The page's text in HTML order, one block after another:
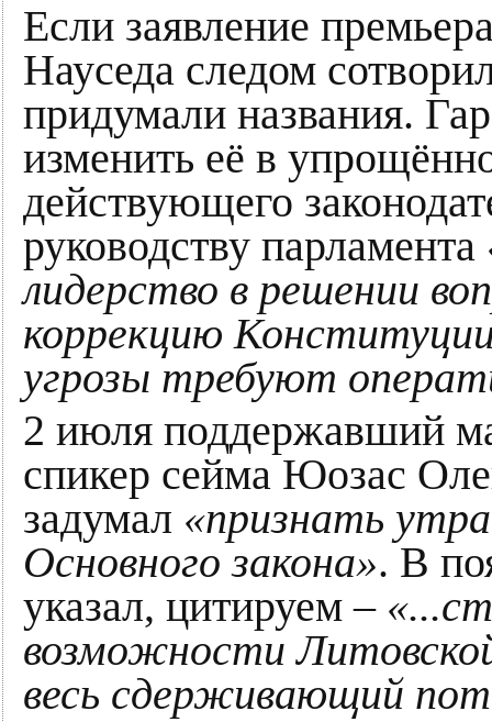
Если заявление
Науседа следом
придумали названия.
изменить её в
действующего
руководству парламента
лидерство в решении
коррекцию
угрозы требуют
2 июля поддержавший
спикер сейма Юозас
задумал «признать
Основного закона». В
указал, цитируем –
возможности
весь сдерживающий